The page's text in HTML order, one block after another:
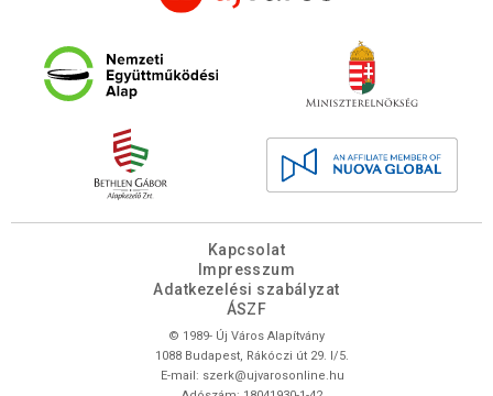
Kapcsolat
Impresszum
Adatkezelési szabályzat
ÁSZF
© 1989- Új Város Alapítvány
1088 Budapest, Rákóczi út 29. I/5.
E-mail: szerk@ujvarosonline.hu